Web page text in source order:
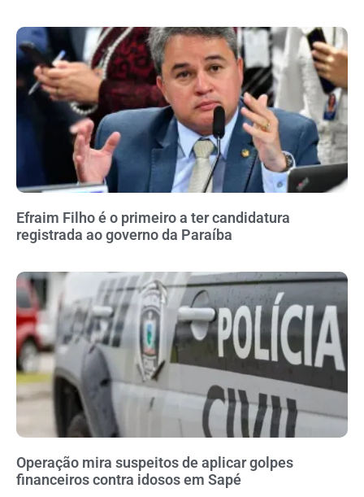
Efraim Filho é o primeiro a ter candidatura
registrada ao governo da Paraíba
Operação mira suspeitos de aplicar golpes
financeiros contra idosos em Sapé